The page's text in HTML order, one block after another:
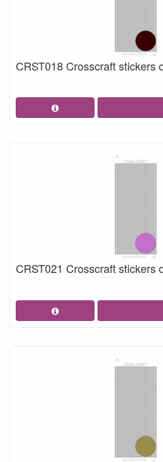
CRST018 Crosscraft stickers
CRST021 Crosscraft stickers